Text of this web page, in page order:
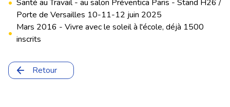
• Santé au Travail - au salon Préventica Paris - Stand H26 /
Porte de Versailles 10-11-12 juin 2025
•
Mars 2016 - Vivre avec le soleil à l'école, déjà 1500
inscrits
Retour